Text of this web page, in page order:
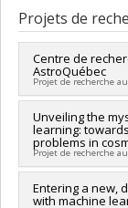
Cycle : Maîtrise
Diplôme
Lien vers le
Projets de
Centre de
AstroQuébec
Projet de recherche
Chercheur
Co-chercheurs :
Charbonneau,
Jonathan Gagné
Levasseur ,
,Andrew
Unveiling the
learning:
problems in
Projet de recherche
Chercheur
Sources de
Entering a new,
with machine